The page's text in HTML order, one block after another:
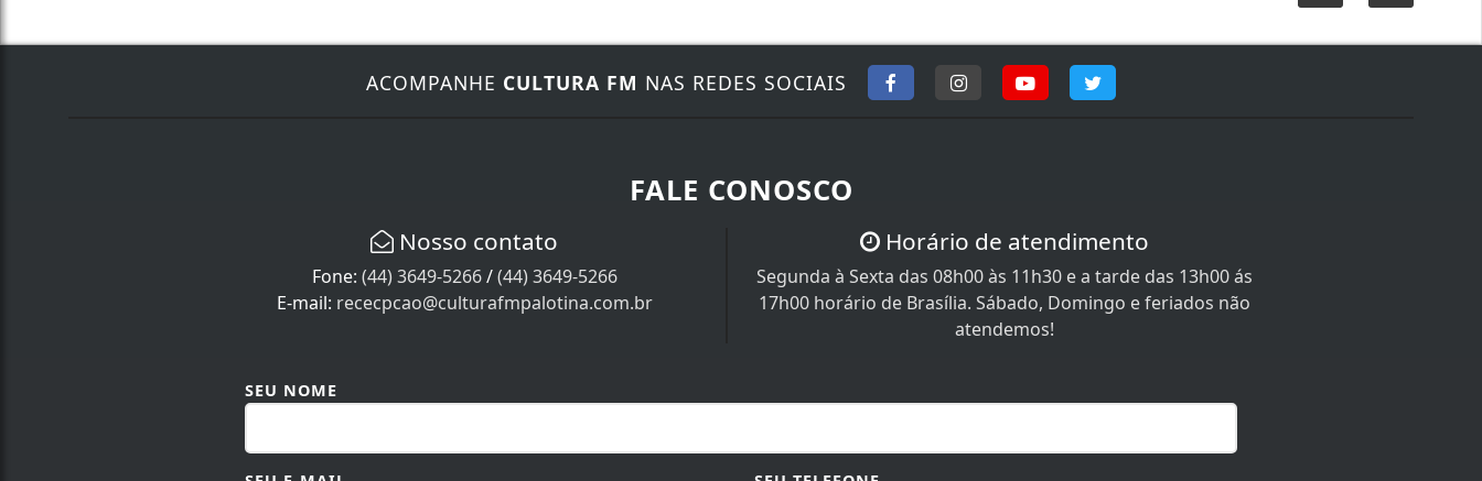
ACOMPANHE CULTURA FM NAS REDES SOCIAIS
FALE CONOSCO
Nosso contato
Fone: (44) 3649-5266/(44) 3649-5266
E-mail: rececpcao@culturafmpalotina.com.br
Horário de atendimento
Segunda à Sexta das 08h00 às 11h30 e a tarde das 13h00 ás
17h00 horário de Brasília. Sábado, Domingo e feriados não
atendemos!
SEU NOME